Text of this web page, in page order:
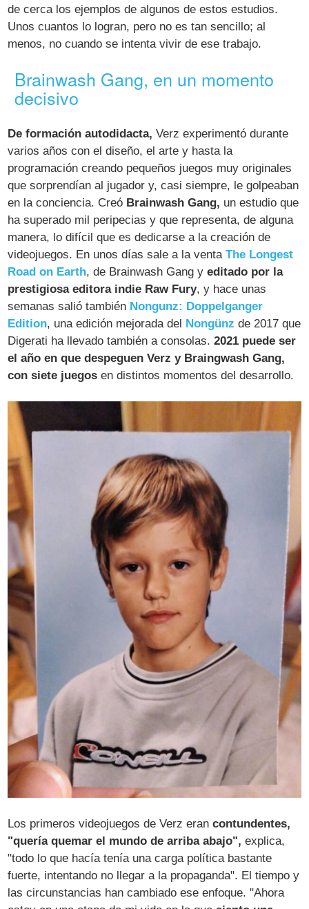
de cerca los ejemplos de algunos de estos estudios.
Unos cuantos lo logran, pero no es tan sencillo; al
menos, no cuando se intenta vivir de ese trabajo.
Brainwash Gang, en un momento
decisivo
De formación autodidacta, Verz experimentó durante
varios años con el diseño, el arte y hasta la
programación creando pequeños juegos muy originales
que sorprendían al jugador y, casi siempre, le golpeaban
en la conciencia. Creó Brainwash Gang, un estudio que
ha superado mil peripecias y que representa, de alguna
manera, lo difícil que es dedicarse a la creación de
videojuegos. En unos días sale a la ventaThe Longest
Road on Earth, de Brainwash Gang y editado por la
prestigiosa editora indie Raw Fury, y hace unas
semanas salió también Nongunz: Doppelganger
Edition, una edición mejorada del Nongünz de 2017 que
Digerati ha llevado también a consolas.2021 puede ser
el año en que despeguen Verz y Braingwash Gang,
con siete juegos en distintos momentos del desarrollo.
Los primeros videojuegos de Verz erancontundentes,
"quería quemar el mundo de arriba abajo",explica,
"todo lo que hacía tenía una carga política bastante
fuerte, intentando no llegar a la propaganda". El tiempo y
las circunstancias han cambiado ese enfoque. "Ahora